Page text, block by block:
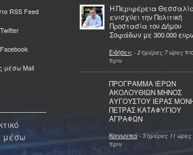
RSS Feed
μέσω Mail
μέσω
Η Περιφέρεια
ενισχύει την Πολιτική
Προστασία του Δήμου
Σοφάδων με 300.000
Ειδήσεις - 2 ημέρες 7 ώρες πιο
πριν
ΠΡΟΓΡΑΜΜΑ ΙΕΡΩΝ
ΑΚΟΛΟΥΘΙΩΝ ΜΗΝΟΣ
ΑΥΓΟΥΣΤΟΥ ΙΕΡΑΣ
ΠΕΤΡΑΣ ΚΑΤΑΦΥΓΙΟΥ
ΑΓΡΑΦΩΝ
Κοινωνικά - 3 ημέρες 11 ώρες
πριν